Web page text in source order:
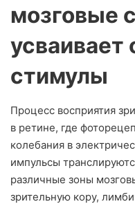
мозговые
усваивает
стимулы
Процесс восприятия
в ретине, где
колебания в
импульсы
различные зоны
зрительную кору,